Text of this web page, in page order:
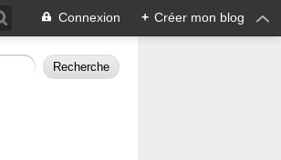
Connexion + Créer mon blog